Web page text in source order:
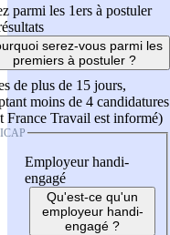
parmi les 1ers à postuler
serez-vous parmi les
premiers à postuler ?
de plus de 15 jours,
moins de 4 candidatures
France Travail est informé)
Employeur handi-
engagé
Qu'est-ce qu'un
employeur handi-
engagé ?